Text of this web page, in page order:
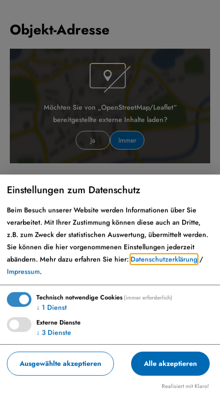
Objekt-Adresse
Möchten Sie von „OpenStreetMap/Leaflet“
bereitgestellte externe Inhalte laden?
Ja Immer
Kreuzwirt - Haus der Kultur
Marktplatz 29
86653 Monheim
Von der Innenstadt (vom Marktplatz über den
Rathaus-Innenhof) sowie über die Jahnstraße
barrierefrei zugänglich!
Info-Adresse
Tourist-Information Stadt Monheim -
Monheimer Alb
Einstellungen zum Datenschutz
Beim Besuch unserer Website werden Informationen über Sie
verarbeitet. Mit Ihrer Zustimmung können diese auch an Dritte,
z.B. zum Zweck der statistischen Auswertung, übermittelt werden.
Sie können die hier vorgenommenen Einstellungen jederzeit
abändern. Mehr dazu erfahren Sie hier: Datenschutzerklärung /
Impressum.
Technisch notwendige Cookies(immer erforderlich)
↓ 1 Dienst
Externe Dienste
↓ 3 Dienste
Ausgewählte akzeptieren Alle akzeptieren
Realisiert mit Klaro!